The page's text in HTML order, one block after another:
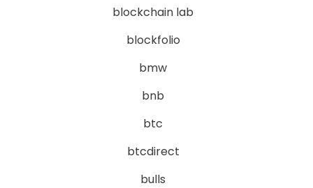
blockchain lab
blockfolio
bmw
bnb
btc
btcdirect
bulls